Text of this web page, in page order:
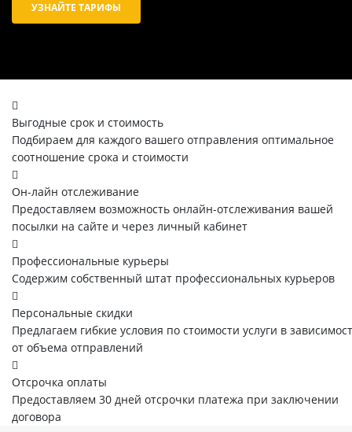
УЗНАЙТЕ ТАРИФЫ
Выгодные срок и стоимость
Подбираем для каждого вашего отправления оптимальное
соотношение срока и стоимости
Он-лайн отслеживание
Предоставляем возможность онлайн-отслеживания вашей
посылки на сайте и через личный кабинет
Профессиональные курьеры
Содержим собственный штат профессиональных курьеров
Персональные скидки
Предлагаем гибкие условия по стоимости услуги в
от объема отправлений
Отсрочка оплаты
Предоставляем 30 дней отсрочки платежа при заключении
договора